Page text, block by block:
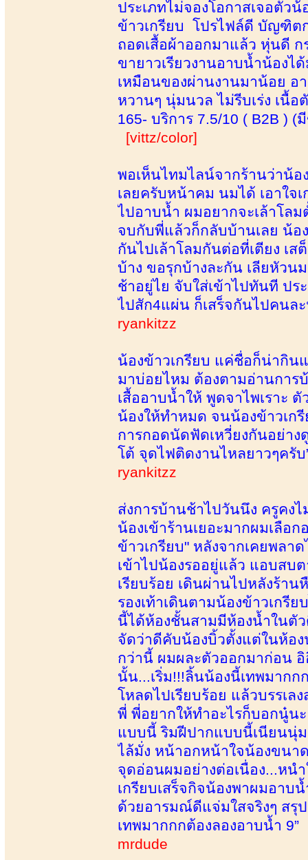
ประเภทไม่จองโอกาสเจอตั
ข้าวเกรียบ โปรไฟล์ดี บัญฑิต
ถอดเสื้อผ้าออกมาแล้ว หุ่นดี
ขายาวเรียวงานอาบน้ำน้องไ
เหมือนของผ่านงานมาน้อย อ
หวานๆ นุ่มนวล ไม่รีบเร่ง เนื้
165- บริการ 7.5/10 ( B2B )
[vittz/color]
พอเห็นไทมไลน์จากร้านว่าน้อ
เลยครับหน้าคม นมได้ เอาใจ
ไปอาบน้ำ ผมอยากจะเล้าโล
จบกับพี่แล้วก็กลับบ้านเลย น้อ
กันไปเล้าโลมกันต่อที่เตียง เ
บ้าง ขอรุกบ้างละกัน เลียหัวน
ช้าอยู่ไย จับใส่เข้าไปทันที ป
ไปสัก4แผ่น ก็เสร็จกันไปคนล
ryankitzz
น้องข้าวเกรียบ แค่ชื่อก็น่ากิน
มาบ่อยไหม ต้องตามอ่านการ
เสื้ออาบน้ำให้ พูดจาไพเราะ
น้องให้ทำหมด จนน้องข้าวเก
การกอดนัดฟัดเหวี่ยงกันอย่าง
โต้ จุดไฟติดงานไหลยาวๆครับ
ryankitzz
ส่งการบ้านช้าไปวันนึง ครูคง
น้องเข้าร้านเยอะมากผมเลือ
ข้าวเกรียบ" หลังจากเคยพลา
เข้าไปน้องรออยู่แล้ว แอบส
เรียบร้อย เดินผ่านไปหลังร้า
รองเท้าเดินตามน้องข้าวเกรี
นี้ได้ห้องชั้นสามมีห้องน้ำในตั
จัดว่าดีคับน้องบิ้วตั้งแต่ในห้อง
กว่านี้ ผมผละตัวออกมาก่อน
นั้น...เริ่ม!!!ลิ้นน้องนี้เทพมากก
โหลดไปเรียบร้อย แล้วบรรเล
พี่ พี่อยากให้ทำอะไรก็บอกนู๋น
แบบนี้ ริมฝีปากแบบนี้เนียนนุ่ม
ไล้มั่ง หน้าอกหน้าใจน้องขนา
จุดอ่อนผมอย่างต่อเนื่อง...หน
เกรียบเสร็จกิจน้องพาผมอาบ
ด้วยอารมณ์ดีแจ่มใสจริงๆ สรุ
เทพมากกกต้องลองอาบน้ำ 9”
mrdude